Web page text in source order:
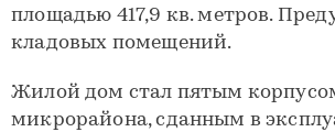
площадью 417,9 кв. метров.
кладовых помещений.
Жилой дом стал пятым
микрорайона, сданным в